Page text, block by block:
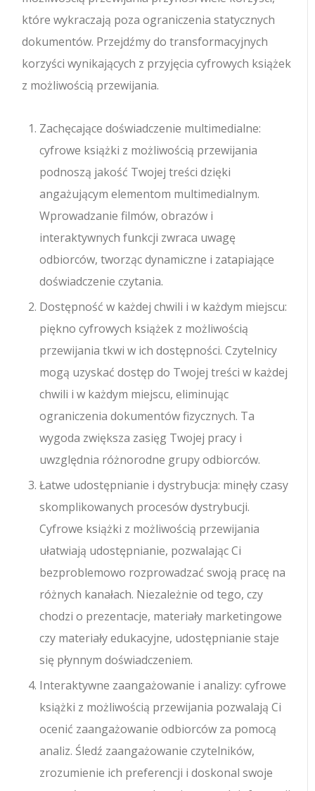
które wykraczają poza ograniczenia statycznych
dokumentów. Przejdźmy do transformacyjnych
korzyści wynikających z przyjęcia cyfrowych książek
z możliwością przewijania.
Zachęcające doświadczenie multimedialne:
cyfrowe książki z możliwością przewijania
podnoszą jakość Twojej treści dzięki
angażującym elementom multimedialnym.
Wprowadzanie filmów, obrazów i
interaktywnych funkcji zwraca uwagę
odbiorców, tworząc dynamiczne i zatapiające
doświadczenie czytania.
Dostępność w każdej chwili i w każdym miejscu:
piękno cyfrowych książek z możliwością
przewijania tkwi w ich dostępności. Czytelnicy
mogą uzyskać dostęp do Twojej treści w każdej
chwili i w każdym miejscu, eliminując
ograniczenia dokumentów fizycznych. Ta
wygoda zwiększa zasięg Twojej pracy i
uwzględnia różnorodne grupy odbiorców.
Łatwe udostępnianie i dystrybucja: minęły czasy
skomplikowanych procesów dystrybucji.
Cyfrowe książki z możliwością przewijania
ułatwiają udostępnianie, pozwalając Ci
bezproblemowo rozprowadzać swoją pracę na
różnych kanałach. Niezależnie od tego, czy
chodzi o prezentacje, materiały marketingowe
czy materiały edukacyjne, udostępnianie staje
się płynnym doświadczeniem.
Interaktywne zaangażowanie i analizy: cyfrowe
książki z możliwością przewijania pozwalają Ci
ocenić zaangażowanie odbiorców za pomocą
analiz. Śledź zaangażowanie czytelników,
zrozumienie ich preferencji i doskonal swoje